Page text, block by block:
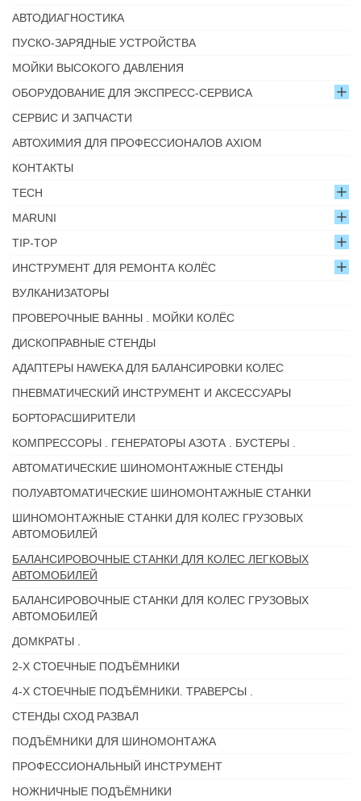
АВТОДИАГНОСТИКА
ПУСКО-ЗАРЯДНЫЕ УСТРОЙСТВА
МОЙКИ ВЫСОКОГО ДАВЛЕНИЯ
ОБОРУДОВАНИЕ ДЛЯ ЭКСПРЕСС-СЕРВИСА
СЕРВИС И ЗАПЧАСТИ
АВТОХИМИЯ ДЛЯ ПРОФЕССИОНАЛОВ AXIOM
КОНТАКТЫ
TECH
MARUNI
TIP-TOP
ИНСТРУМЕНТ ДЛЯ РЕМОНТА КОЛЁС
ВУЛКАНИЗАТОРЫ
ПРОВЕРОЧНЫЕ ВАННЫ . МОЙКИ КОЛЁС
ДИСКОПРАВНЫЕ СТЕНДЫ
АДАПТЕРЫ HAWEKA ДЛЯ БАЛАНСИРОВКИ КОЛЕС
ПНЕВМАТИЧЕСКИЙ ИНСТРУМЕНТ И АКСЕССУАРЫ
БОРТОРАСШИРИТЕЛИ
КОМПРЕССОРЫ . ГЕНЕРАТОРЫ АЗОТА . БУСТЕРЫ .
АВТОМАТИЧЕСКИЕ ШИНОМОНТАЖНЫЕ СТЕНДЫ
ПОЛУАВТОМАТИЧЕСКИЕ ШИНОМОНТАЖНЫЕ СТАНКИ
ШИНОМОНТАЖНЫЕ СТАНКИ ДЛЯ КОЛЕС ГРУЗОВЫХ
АВТОМОБИЛЕЙ
БАЛАНСИРОВОЧНЫЕ СТАНКИ ДЛЯ КОЛЕС ЛЕГКОВЫХ
АВТОМОБИЛЕЙ
БАЛАНСИРОВОЧНЫЕ СТАНКИ ДЛЯ КОЛЕС ГРУЗОВЫХ
АВТОМОБИЛЕЙ
ДОМКРАТЫ .
2-Х СТОЕЧНЫЕ ПОДЪЁМНИКИ
4-Х СТОЕЧНЫЕ ПОДЪЁМНИКИ. ТРАВЕРСЫ .
СТЕНДЫ СХОД РАЗВАЛ
ПОДЪЁМНИКИ ДЛЯ ШИНОМОНТАЖА
ПРОФЕССИОНАЛЬНЫЙ ИНСТРУМЕНТ
НОЖНИЧНЫЕ ПОДЪЁМНИКИ